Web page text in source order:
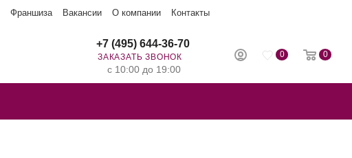
Франшиза Вакансии О компании Контакты
0 0
+7 (495) 644-36-70
ЗАКАЗАТЬ ЗВОНОК
с 10:00 до 19:00